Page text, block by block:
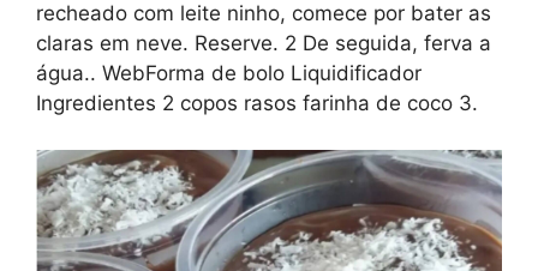
recheado com leite ninho, comece por bater as
claras em neve. Reserve. 2 De seguida, ferva a
água.. WebForma de bolo Liquidificador
Ingredientes 2 copos rasos farinha de coco 3.